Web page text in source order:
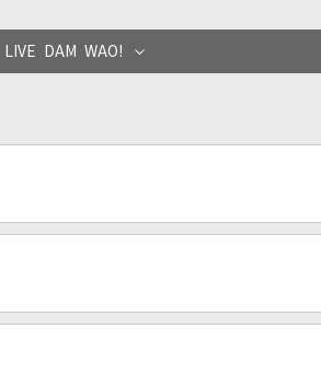
LIVE DAM WAO!